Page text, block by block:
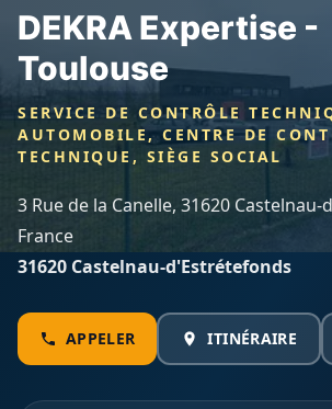
DEKRA Expertise -
Toulouse
SERVICE DE CONTRÔLE
AUTOMOBILE, CENTRE DE
TECHNIQUE, SIÈGE SOCIAL
3 Rue de la Canelle, 31620
France
31620 Castelnau-d'Estrétefonds
APPELER ITINÉRAIRE